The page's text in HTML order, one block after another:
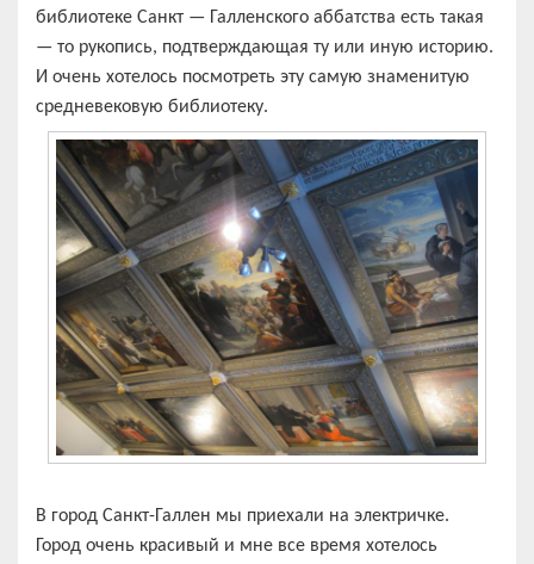
библиотеке Санкт — Галленского аббатства есть такая
— то рукопись, подтверждающая ту или иную историю.
И очень хотелось посмотреть эту самую знаменитую
средневековую библиотеку.
В город Санкт-Галлен мы приехали на электричке.
Город очень красивый и мне все время хотелось